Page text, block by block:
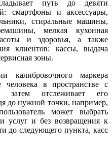
путь до девяти
смартфоны и аксессуары,
стиральные машины,
мелкая кухонная
и здоровья, а также
клиентов: кассы, выдача
зоны.
калибровочного маркера
человека в пространстве с
затем отслеживает его
до нужной точки, например,
может выбрать
услуг и без возвращения к
до следующего пункта, касс